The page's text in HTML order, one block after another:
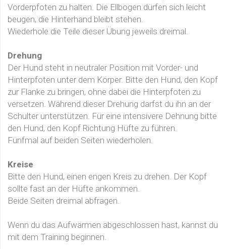
Vorderpfoten zu halten. Die Ellbogen dürfen sich leicht
beugen, die Hinterhand bleibt stehen.
Wiederhole die Teile dieser Übung jeweils dreimal.
Drehung
Der Hund steht in neutraler Position mit Vorder- und
Hinterpfoten unter dem Körper. Bitte den Hund, den Kopf
zur Flanke zu bringen, ohne dabei die Hinterpfoten zu
versetzen. Während dieser Drehung darfst du ihn an der
Schulter unterstützen. Für eine intensivere Dehnung bitte
den Hund, den Kopf Richtung Hüfte zu führen.
Fünfmal auf beiden Seiten wiederholen.
Kreise
Bitte den Hund, einen engen Kreis zu drehen. Der Kopf
sollte fast an der Hüfte ankommen.
Beide Seiten dreimal abfragen.
Wenn du das Aufwärmen abgeschlossen hast, kannst du
mit dem Training beginnen.